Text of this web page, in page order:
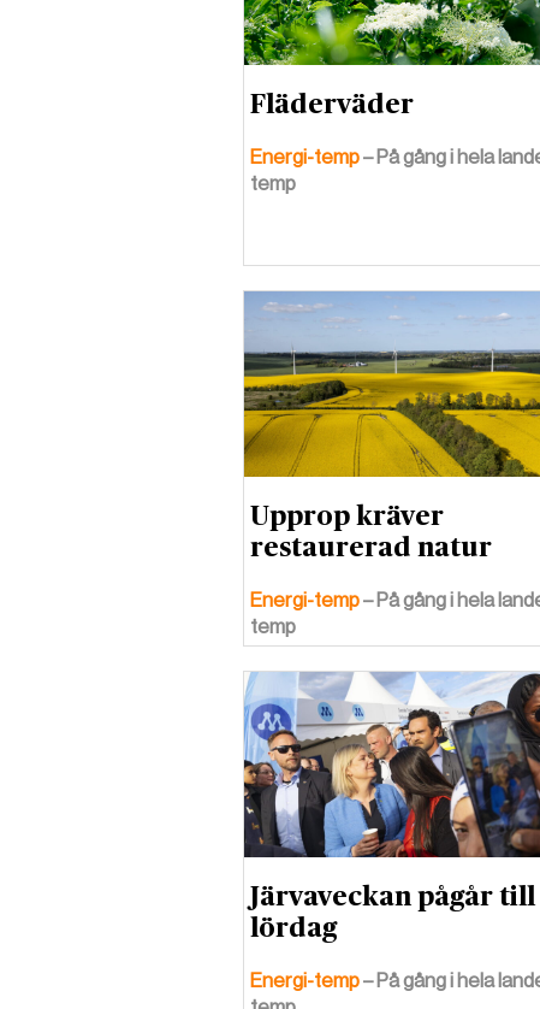
Fläderväder
Energi-temp– På gång i hela
temp
Upprop kräver
restaurerad natur
Energi-temp– På gång i hela
temp
Järvaveckan pågår till
lördag
Energi-temp– På gång i hela